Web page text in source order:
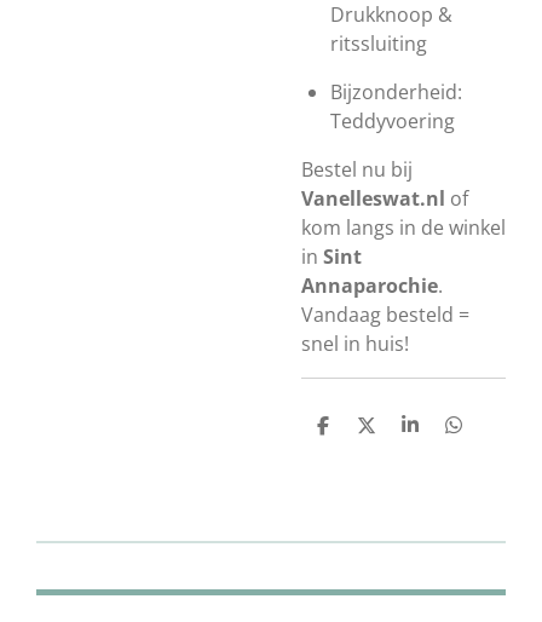
Drukknoop &
ritssluiting
Bijzonderheid:
Teddyvoering
Bestel nu bij
Vanelleswat.nl of
kom langs in de winkel
in Sint
Annaparochie.
Vandaag besteld =
snel in huis!
D
D
S
D